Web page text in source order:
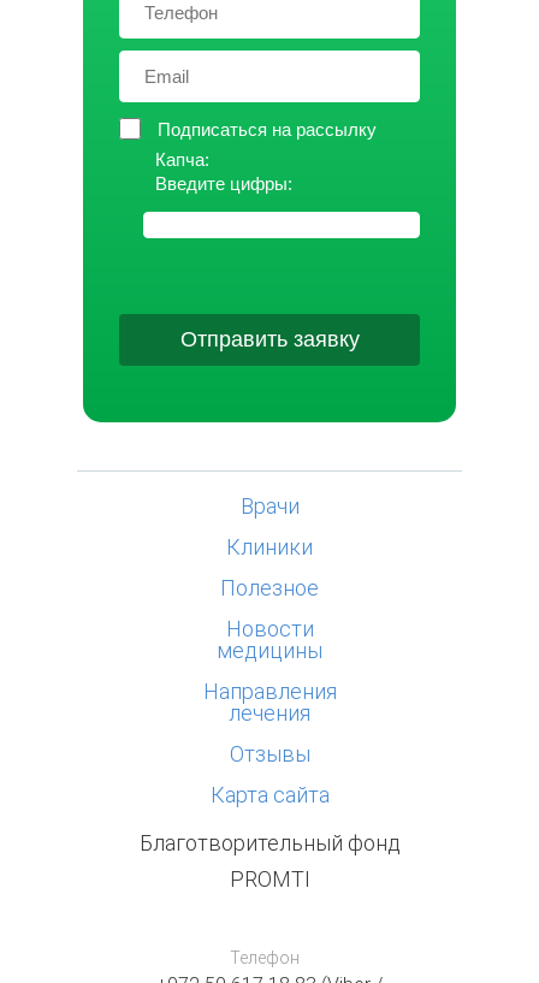
Подписаться на рассылку
Капча:
Введите цифры:
Отправить заявку
Телефон
Врачи
Клиники
Полезное
Новости
медицины
Направления
лечения
Отзывы
Карта сайта
Благотворительный фонд
PROMTI